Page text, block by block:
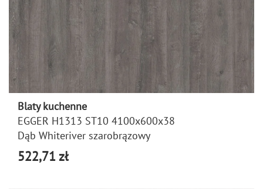
Blaty kuchenne
EGGER H1313 ST10 4100x600x38
Dąb Whiteriver szarobrązowy
522,71 zł